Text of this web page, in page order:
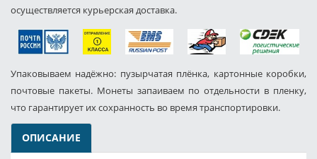
осуществляется курьерская доставка.
Упаковываем надёжно: пузырчатая плёнка, картонные коробки,
почтовые пакеты. Монеты запаиваем по отдельности в пленку,
что гарантирует их сохранность во время транспортировки.
ОПИСАНИЕ